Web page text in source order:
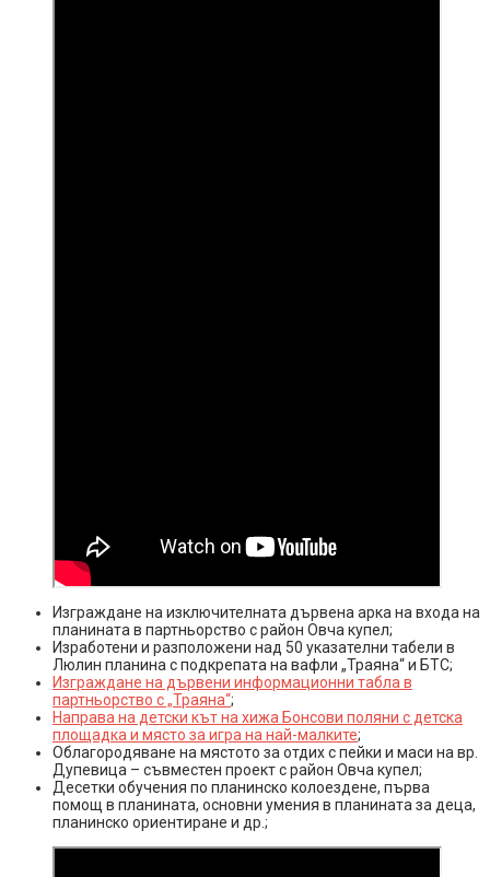
Изграждане на изключителната дървена арка на входа на
планината в партньорство с район Овча купел;
Изработени и разположени над 50 указателни табели в
Люлин планина с подкрепата на вафли „Траяна“ и БТС;
Изграждане на дървени информационни табла в
партньорство с „Траяна“;
Направа на детски кът на хижа Бонсови поляни с детска
площадка и място за игра на най-малките;
Облагородяване на мястото за отдих с пейки и маси на вр.
Дупевица – съвместен проект с район Овча купел;
Десетки обучения по планинско колоездене, първа
помощ в планината, основни умения в планината за деца,
планинско ориентиране и др.;